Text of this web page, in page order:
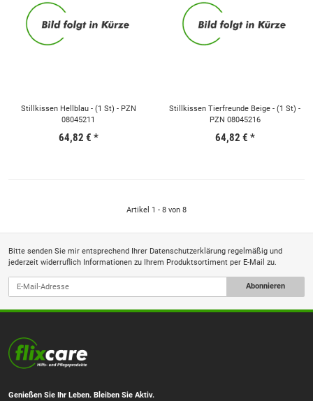
Stillkissen Hellblau - (1 St) - PZN
08045211
64,82 € *
Stillkissen Tierfreunde Beige - (1 St) -
PZN 08045216
64,82 € *
Artikel 1 - 8 von 8
Bitte senden Sie mir entsprechend Ihrer Datenschutzerklärung regelmäßig und
jederzeit widerruflich Informationen zu Ihrem Produktsortiment per E-Mail zu.
Abonnieren
Genießen Sie Ihr Leben. Bleiben Sie Aktiv.